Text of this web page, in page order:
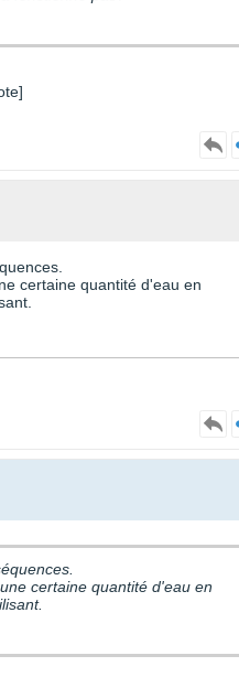
certaine quantité d'eau en
certaine quantité d'eau en